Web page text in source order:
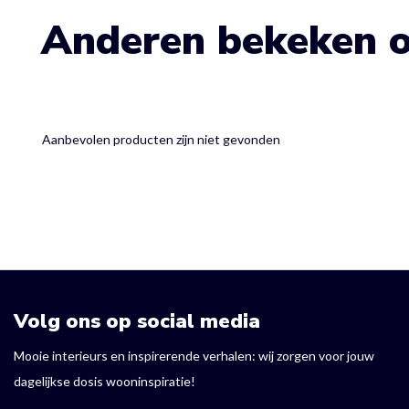
Anderen bekeken
Aanbevolen producten zijn niet gevonden
Volg ons op social media
Mooie interieurs en inspirerende verhalen: wij zorgen voor jouw
dagelijkse dosis wooninspiratie!